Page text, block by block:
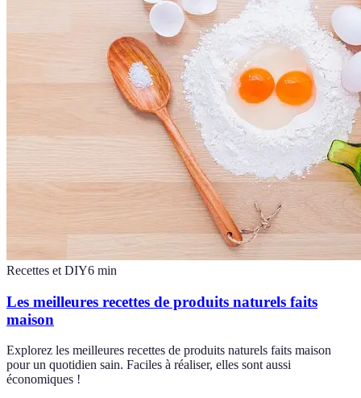
Recettes et DIY6 min
Les meilleures recettes de produits naturels faits
maison
Explorez les meilleures recettes de produits naturels faits maison
pour un quotidien sain. Faciles à réaliser, elles sont aussi
économiques !